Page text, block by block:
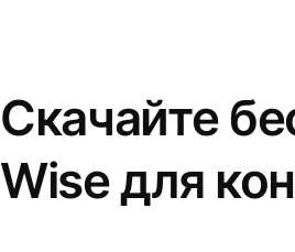
Скачайте
Wise для